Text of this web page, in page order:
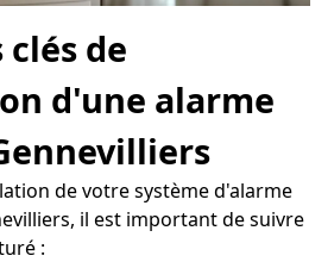
clés de
d'une alarme
de votre système d'alarme
il est important de suivre
: